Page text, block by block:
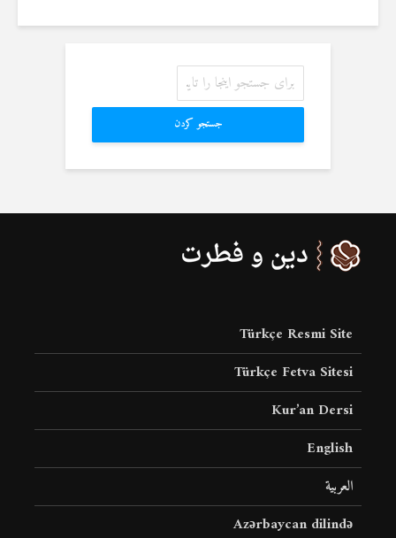
جستجو کردن
Türkçe Resmi Site
Türkçe Fetva Sitesi
Kur’an Dersi
English
العربية
Azərbaycan dilində